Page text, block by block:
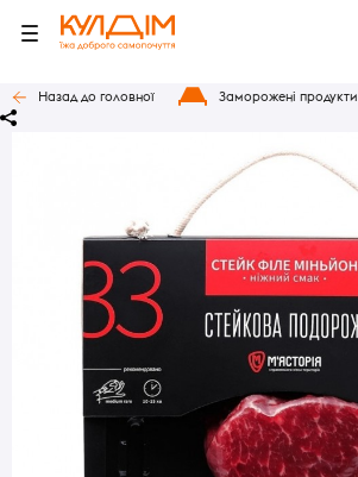
Назад до головної Заморожені продукти